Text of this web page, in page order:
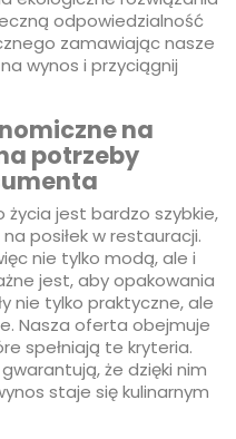
odpowiedzialność
zamawiając nasze
wynos i przyciągnij
na
potrzeby
jest bardzo szybkie,
posiłek w restauracji.
nie tylko modą, ale i
jest, aby opakowania
nie tylko praktyczne, ale
Nasza oferta obejmuje
spełniają te kryteria.
że dzięki nim
staje się kulinarnym